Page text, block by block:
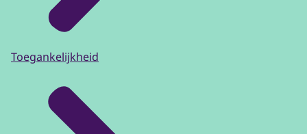
Toegankelijkheid